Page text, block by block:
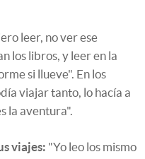
leer, no ver ese
los libros, y leer en la
si llueve". En los
viajar tanto, lo hacía a
la aventura".
viajes: "Yo leo los mismo